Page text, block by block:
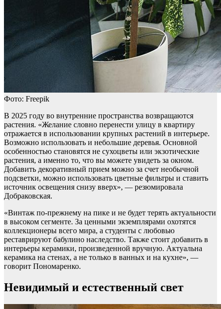
Фото: Freepik
В 2025 году во внутренние пространства возвращаются
растения. «Желание словно перенести улицу в квартиру
отражается в использовании крупных растений в интерьере.
Возможно использовать и небольшие деревья. Основной
особенностью становятся не сухоцветы или экзотические
растения, а именно то, что вы можете увидеть за окном.
Добавить декоративный прием можно за счет необычной
подсветки, можно использовать цветные фильтры и ставить
источник освещения снизу вверх», — резюмировала
Добраковская.
«Винтаж по-прежнему на пике и не будет терять актуальности
в высоком сегменте. За ценными экземплярами охотятся
коллекционеры всего мира, а студенты с любовью
реставрируют бабулино наследство. Также стоит добавить в
интерьеры керамики, произведенной вручную. Актуальна
керамика на стенах, а не только в ванных и на кухне», —
говорит Пономаренко.
Невидимый и естественный свет